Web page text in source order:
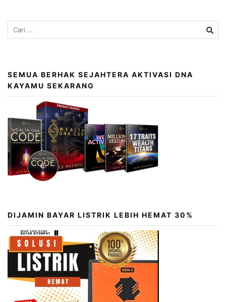
SEMUA BERHAK SEJAHTERA AKTIVASI DNA
KAYAMU SEKARANG
DIJAMIN BAYAR LISTRIK LEBIH HEMAT 30%